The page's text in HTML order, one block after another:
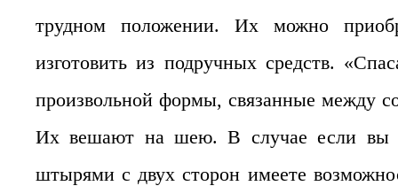
трудном положении. Их можно
изготовить из подручных средств.
произвольной формы, связанные между
Их вешают на шею. В случае если вы
штырями с двух сторон имеете